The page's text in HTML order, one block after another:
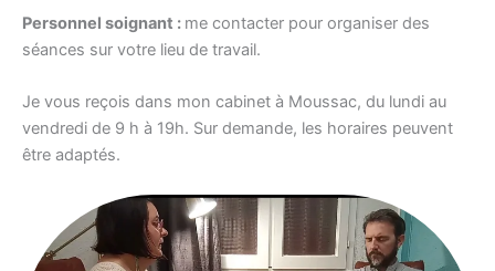
Personnel soignant : me contacter pour organiser des
séances sur votre lieu de travail.
Je vous reçois dans mon cabinet à Moussac, du lundi au
vendredi de 9 h à 19h. Sur demande, les horaires peuvent
être adaptés.